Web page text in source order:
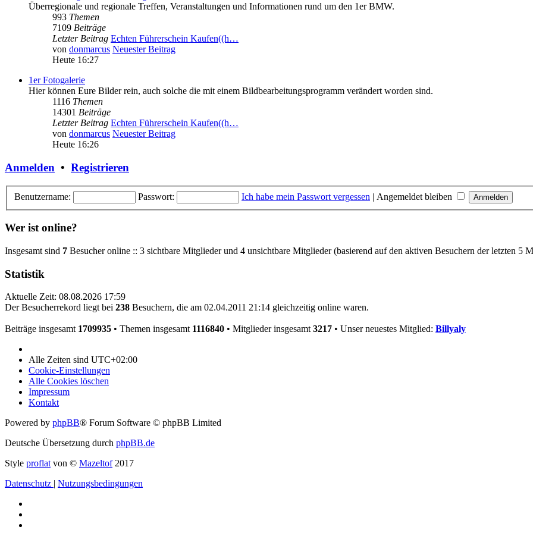
Überregionale und regionale Treffen, Veranstaltungen und Informationen rund um den 1er BMW.
993 Themen
7109 Beiträge
Letzter Beitrag Echten Führerschein Kaufen((h…
von donmarcus Neuester Beitrag
Heute 16:27
1er Fotogalerie
Hier können Eure Bilder rein, auch solche die mit einem Bildbearbeitungsprogramm verändert worden sind.
1116 Themen
14301 Beiträge
Letzter Beitrag Echten Führerschein Kaufen((h…
von donmarcus Neuester Beitrag
Heute 16:26
Anmelden • Registrieren
Benutzername: Passwort: Ich habe mein Passwort vergessen | Angemeldet bleiben
Wer ist online?
Insgesamt sind 7 Besucher online :: 3 sichtbare Mitglieder und 4 unsichtbare Mitglieder (basierend auf den aktiven Besuchern der letzten 5
Statistik
Aktuelle Zeit: 08.08.2026 17:59
Der Besucherrekord liegt bei 238 Besuchern, die am 02.04.2011 21:14 gleichzeitig online waren.
Beiträge insgesamt 1709935 • Themen insgesamt 1116840 • Mitglieder insgesamt 3217 • Unser neuestes Mitglied: Billyaly
Alle Zeiten sind UTC+02:00
Cookie-Einstellungen
Alle Cookies löschen
Impressum
Kontakt
Powered by phpBB® Forum Software © phpBB Limited
Deutsche Übersetzung durch phpBB.de
Style proflat von © Mazeltof2017
Datenschutz | Nutzungsbedingungen